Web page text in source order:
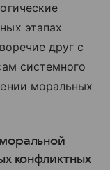
этапах
друг с
системного
моральных
конфликтных